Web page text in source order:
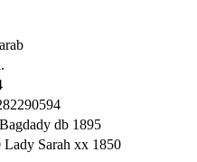
db 1895
Lady Sarah xx 1850